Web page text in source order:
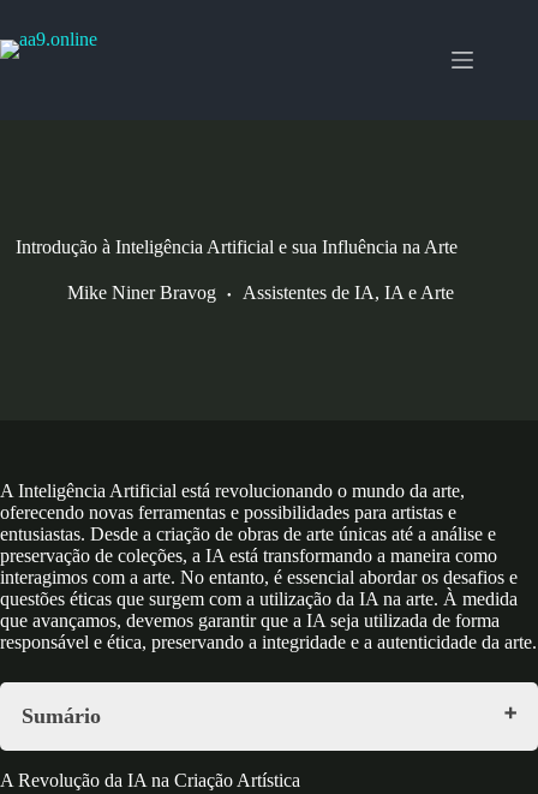
o
Introdução à Inteligência Artificial e sua Influência na Arte
Mike Niner Bravog Assistentes de IA,IA e Arte
A Inteligência Artificial está revolucionando o mundo da arte,
oferecendo novas ferramentas e possibilidades para artistas e
entusiastas. Desde a criação de obras de arte únicas até a análise e
preservação de coleções, a IA está transformando a maneira como
interagimos com a arte. No entanto, é essencial abordar os desafios e
questões éticas que surgem com a utilização da IA na arte. À medida
que avançamos, devemos garantir que a IA seja utilizada de forma
responsável e ética, preservando a integridade e a autenticidade da arte.
Sumário
A IA como Ferramenta Criativa
A Revolução da IA na Criação Artística